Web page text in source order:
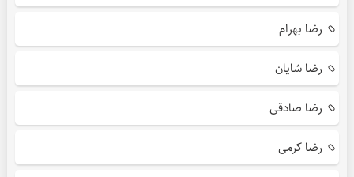
رضا بهرام
رضا شایان
رضا صادقی
رضا کرمی